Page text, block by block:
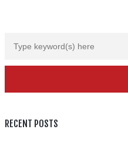
RECENT POSTS